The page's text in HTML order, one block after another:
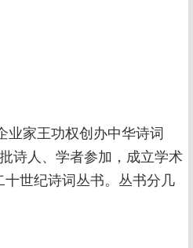
业家王功权创办中华诗词
诗人、学者参加，成立学术
世纪诗词丛书。丛书分几